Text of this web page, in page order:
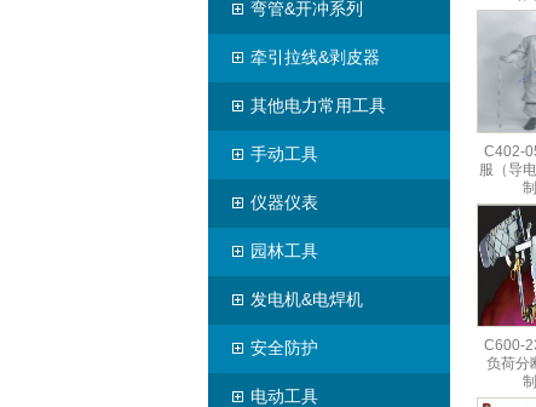
弯管&开冲系列
牵引拉线&剥皮器
其他电力常用工具
手动工具
仪器仪表
园林工具
发电机&电焊机
安全防护
电动工具
C402-
服（导
制
C600-
负荷分
制